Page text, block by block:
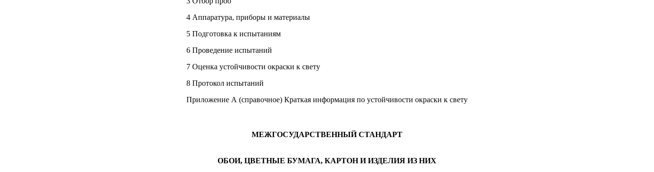
4 Аппаратура, приборы и материалы
5 Подготовка к испытаниям
6 Проведение испытаний
7 Оценка устойчивости окраски к свету
8 Протокол испытаний
Приложение А (справочное) Краткая информация по устойчивости окраски к свету
МЕЖГОСУДАРСТВЕННЫЙ СТАНДАРТ
ОБОИ, ЦВЕТНЫЕ БУМАГА, КАРТОН И ИЗДЕЛИЯ ИЗ НИХ